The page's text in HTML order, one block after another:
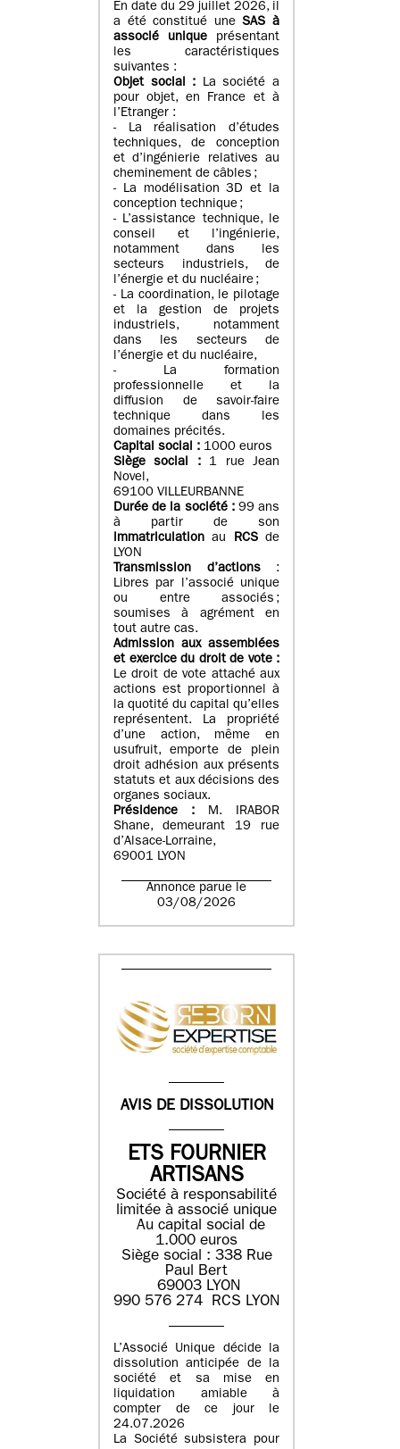
En date du 29 juillet 2026, il
a été constitué uneSAS à
associé unique présentant
les caractéristiques
suivantes :
Objet social : La société a
pour objet, en France et à
l’Etranger :
- La réalisation d’études
techniques, de conception
et d’ingénierie relatives au
cheminement de câbles ;
- La modélisation 3D et la
conception technique ;
- L’assistance technique, le
conseil et l’ingénierie,
notamment dans les
secteurs industriels, de
l’énergie et du nucléaire ;
- La coordination, le pilotage
et la gestion de projets
industriels, notamment
dans les secteurs de
l’énergie et du nucléaire,
- La formation
professionnelle et la
diffusion de savoir-faire
technique dans les
domaines précités.
Capital social : 1000 euros
Siège social :1 rue Jean
Novel,
69100 VILLEURBANNE
Durée de la société :99 ans
à partir de son
immatriculation au RCSde
LYON
Transmission d’actions:
Libres par l’associé unique
ou entre associés ;
soumises à agrément en
tout autre cas.
Admission aux assemblées
et exercice du droit de vote :
Le droit de vote attaché aux
actions est proportionnel à
la quotité du capital qu’elles
représentent. La propriété
d’une action, même en
usufruit, emporte de plein
droit adhésion aux présents
statuts et aux décisions des
organes sociaux.
Présidence : M. IRABOR
Shane, demeurant 19 rue
d’Alsace-Lorraine,
69001 LYON
Annonce parue le
03/08/2026
AVIS DE DISSOLUTION
ETS FOURNIER
ARTISANS
Société à responsabilité
limitée à associé unique
Au capital social de
1.000 euros
Siège social : 338 Rue
Paul Bert
69003 LYON
990 576 274 RCS LYON
L’Associé Unique décide la
dissolution anticipée de la
société et sa mise en
liquidation amiable à
compter de ce jour le
24.07.2026
La Société subsistera pour